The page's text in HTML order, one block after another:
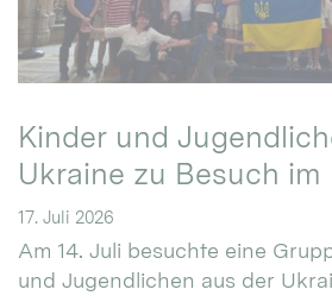
Kinder und
Ukraine zu Besuch im
17. Juli 2026
Am 14. Juli besuchte eine
und Jugendlichen aus der